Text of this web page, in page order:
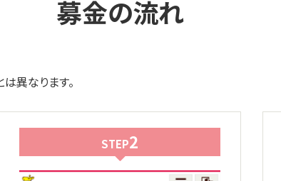
募金の流れ
異なります。
STEP2